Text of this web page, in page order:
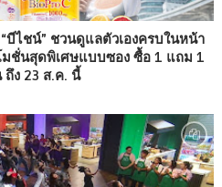
ไชน์” ชวนดูแลตัวเองครบในหน้า
มชั่นสุดพิเศษแบบซอง ซื้อ 1 แถม 1
ถึง 23 ส.ค. นี้